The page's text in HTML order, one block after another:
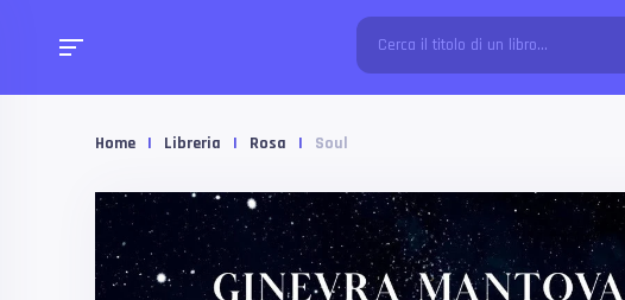
Home | Libreria | Rosa | Soul